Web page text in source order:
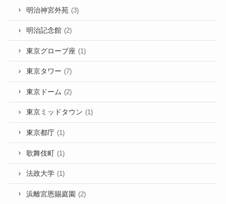
明治神宮外苑 (3)
明治記念館 (2)
東京グローブ座 (1)
東京タワー (7)
東京ドーム (2)
東京ミッドタウン (1)
東京都庁 (1)
歌舞伎町 (1)
法政大学 (1)
浜離宮恩賜庭園 (2)